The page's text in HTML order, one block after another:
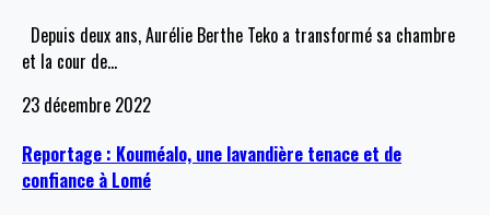
Depuis deux ans, Aurélie Berthe Teko a transformé sa chambre
et la cour de…
23 décembre 2022
Reportage : Kouméalo, une lavandière tenace et de
confiance à Lomé